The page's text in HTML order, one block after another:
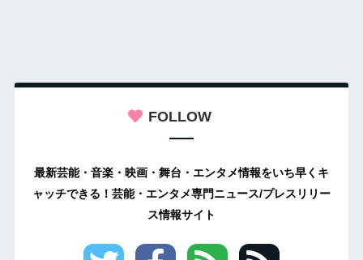
FOLLOW
最新芸能・音楽・映画・舞台・エンタメ情報をいち早くキ
ャッチできる！芸能・エンタメ専門ニュース/プレスリリー
ス情報サイト